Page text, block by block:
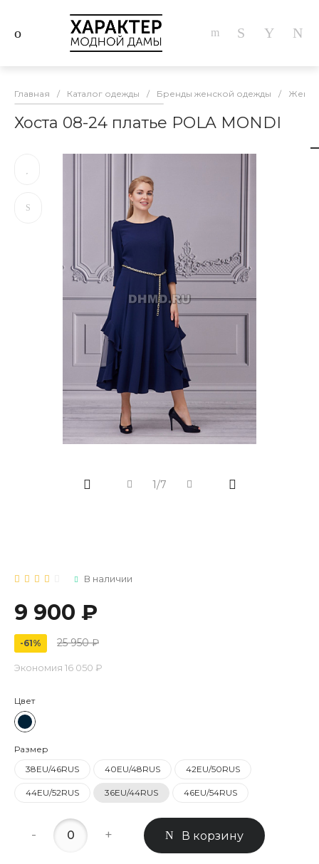
Главная / Каталог одежды / Бренды женской одежды /
Хоста 08-24 платье POLA MONDI
1/7
В наличии
9 900 ₽
-61% 25 950 ₽
Экономия 16 050 ₽
Цвет
Размер
38EU/46RUS
40EU/48RUS 42EU/50RUS
44EU/52RUS 36EU/44RUS 46EU/54RUS
- + В корзину